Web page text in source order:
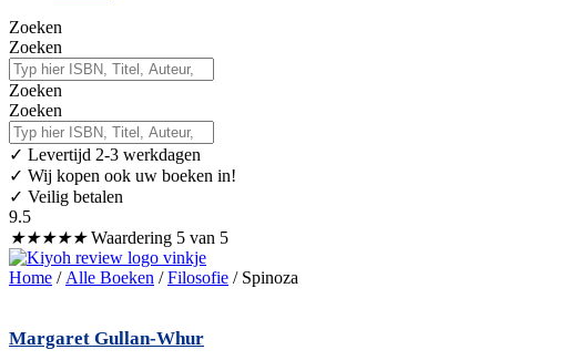
Zoeken
Zoeken
Zoeken
Zoeken
✓ Levertijd 2-3 werkdagen
✓ Wij kopen ook uw boeken in!
✓ Veilig betalen
9.5
★★★★★ Waardering 5 van 5
Home / Alle Boeken /Filosofie / Spinoza
Margaret Gullan-Whur